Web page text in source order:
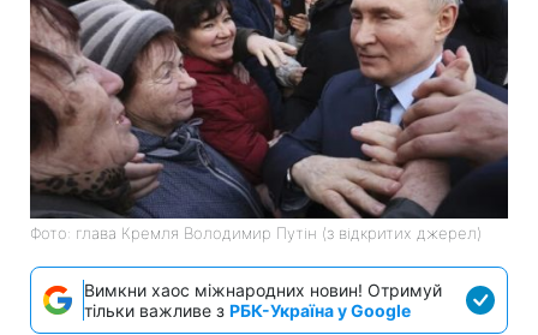
Фото: глава Кремля Володимир Путін (з відкритих джерел)
Вимкни хаос міжнародних новин! Отримуй
тільки важливе з РБК-Україна у Google